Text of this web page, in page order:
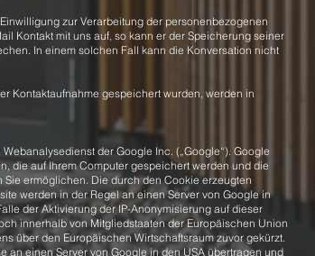
zur Verarbeitung der personenbezogenen
Kontakt mit uns auf, so kann er der Speicherung seiner
In einem solchen Fall kann die Konversation nicht
Kontaktaufnahme gespeichert wurden, werden in
der Google Inc. („Google“). Google
die auf Ihrem Computer gespeichert werden und die
ermöglichen. Die durch den Cookie erzeugten
werden in der Regel an einen Server von Google in
der Aktivierung der IP-Anonymisierung auf dieser
innerhalb von Mitgliedstaaten der Europäischen Union
über den Europäischen Wirtschaftsraum zuvor gekürzt.
an einen Server von Google in den USA übertragen und